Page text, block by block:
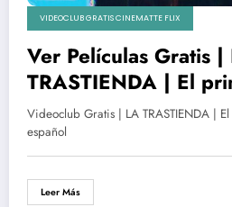
VIDEOCLUB GRATIS CINEMATTE FLIX
Ver Películas Gratis |
TRASTIENDA | El
del cine español
Videoclub Gratis | LA TRASTIENDA |
español
Leer Más